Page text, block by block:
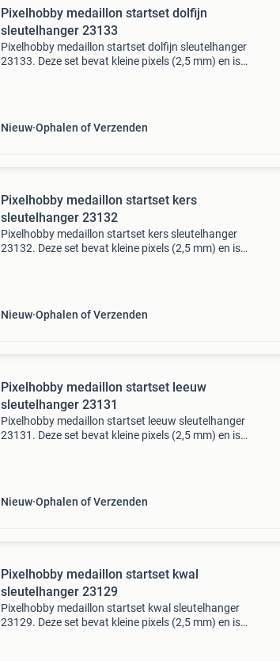
Pixelhobby medaillon startset dolfijn
sleutelhanger 23133
Pixelhobby medaillon startset dolfijn sleutelhanger
23133. Deze set bevat kleine pixels (2,5 mm) en is
Nieuw Ophalen of Verzenden
Pixelhobby medaillon startset kers
sleutelhanger 23132
Pixelhobby medaillon startset kers sleutelhanger
23132. Deze set bevat kleine pixels (2,5 mm) en is
Nieuw Ophalen of Verzenden
Pixelhobby medaillon startset leeuw
sleutelhanger 23131
Pixelhobby medaillon startset leeuw sleutelhanger
23131. Deze set bevat kleine pixels (2,5 mm) en is
Nieuw Ophalen of Verzenden
Pixelhobby medaillon startset kwal
sleutelhanger 23129
Pixelhobby medaillon startset kwal sleutelhanger
23129. Deze set bevat kleine pixels (2,5 mm) en is